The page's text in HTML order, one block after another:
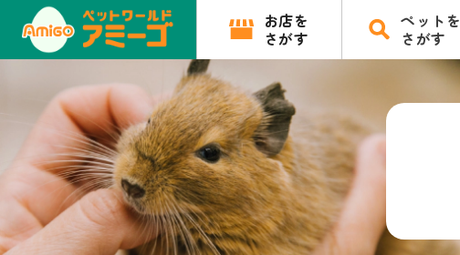
お店を
さがす
ペットを
さがす